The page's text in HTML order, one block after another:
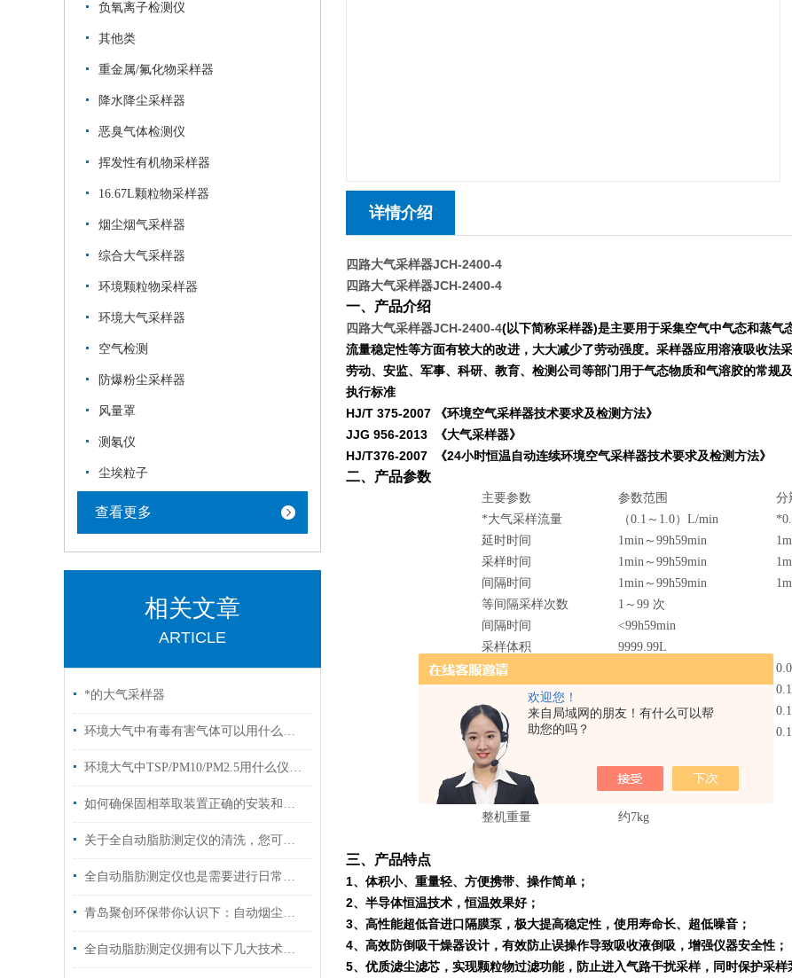
欢迎您！
来自局域网的朋友！有什么可以帮
助您的吗？
负氧离子检测仪
其他类
重金属/氟化物采样器
降水降尘采样器
恶臭气体检测仪
挥发性有机物采样器
16.67L颗粒物采样器
烟尘烟气采样器
综合大气采样器
环境颗粒物采样器
环境大气采样器
空气检测
防爆粉尘采样器
风量罩
测氡仪
尘埃粒子
查看更多
相关文章
ARTICLE
*的大气采样器
环境大气中有毒有害气体可以用什么仪器检测？
环境大气中TSP/PM10/PM2.5用什么仪器收集？
如何确保固相萃取装置正确的安装和有效运行呢？
关于全自动脂肪测定仪的清洗，您可知晓？
全自动脂肪测定仪也是需要进行日常清洗的
青岛聚创环保带你认识下：自动烟尘烟气测试仪
全自动脂肪测定仪拥有以下几大技术特点
详情介绍
四路大气采样器JCH-2400-4
四路大气采样器JCH-2400-4
一、 产品介绍
四路大气采样器JCH-2400-4(以下简称采样器)是主要用于采集空气中气态和蒸气
流量稳定性等方面有较大的改进，大大减少了劳动强度。采样器应用溶液吸收法
劳动、安监、军事、科研、教育、检测公司等部门用于气态物质和气溶胶的常规及
执行标准
HJ/T 375-2007 《环境空气采样器技术要求及检测方法》
JJG 956-2013 《大气采样器》
HJ/T376-2007 《24小时恒温自动连续环境空气采样器技术要求及检测方法》
二、产品参数
主要参数 参数范围 分
*大气采样流量
（0.1～1.0）L/min
延时时间
1min～99h59min
采样时间
1min～99h59min
间隔时间
1min～99h59min
等间隔采样次数
1～99 次
间隔时间
<99h59min
采样体积
9999.99L
计前压力
*温控范围
（15～30）℃
工作温度
工作电源
噪声
＜55dB(A)
外形尺寸
整机重量
约7kg
三、 产品特点
1、体积小、重量轻、方便携带、操作简单；
2、半导体恒温技术，恒温效果好；
3、高性能超低音进口隔膜泵，极大提高稳定性，使用寿命长、超低噪音；
4、高效防倒吸干燥器设计，有效防止误操作导致吸收液倒吸，增强仪器安全性；
5、优质滤尘滤芯，实现颗粒物过滤功能，防止进入气路干扰采样，同时保护采样